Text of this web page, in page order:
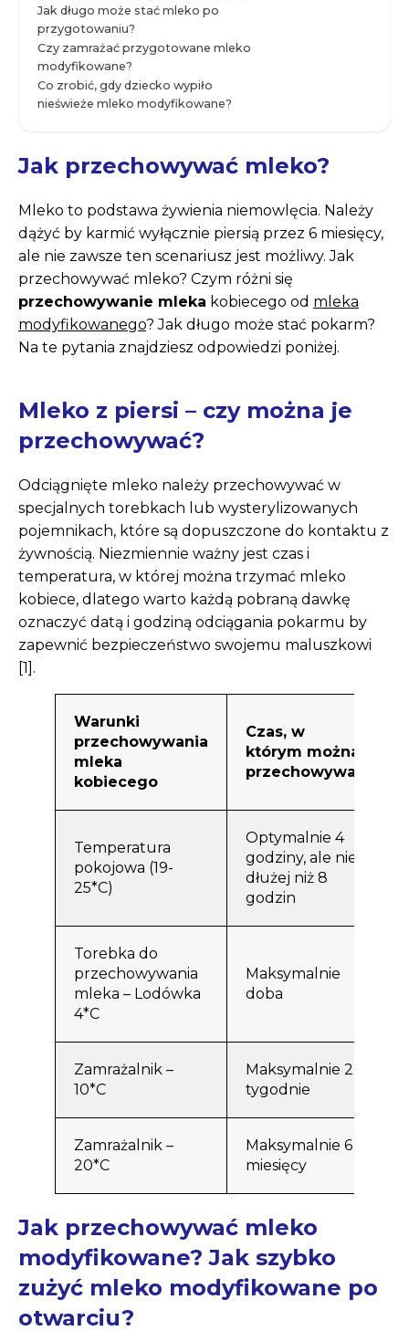
Jak długo może stać mleko po
przygotowaniu?
Czy zamrażać przygotowane mleko
modyfikowane?
Co zrobić, gdy dziecko wypiło
nieświeże mleko modyfikowane?
Jak przechowywać mleko?
Mleko to podstawa żywienia niemowlęcia. Należy
dążyć by karmić wyłącznie piersią przez 6 miesięcy,
ale nie zawsze ten scenariusz jest możliwy. Jak
przechowywać mleko? Czym różni się
przechowywanie mleka kobiecego od mleka
modyfikowanego? Jak długo może stać pokarm?
Na te pytania znajdziesz odpowiedzi poniżej.
Mleko z piersi – czy można je
przechowywać?
Odciągnięte mleko należy przechowywać w
specjalnych torebkach lub wysterylizowanych
pojemnikach, które są dopuszczone do kontaktu z
żywnością. Niezmiennie ważny jest czas i
temperatura, w której można trzymać mleko
kobiece, dlatego warto każdą pobraną dawkę
oznaczyć datą i godziną odciągania pokarmu by
zapewnić bezpieczeństwo swojemu maluszkowi
[1].
Warunki
przechowywania
mleka
kobiecego
Czas, w
którym można
przechowywać
Temperatura
pokojowa (19-
25*C)
Optymalnie 4
godziny, ale nie
dłużej niż 8
godzin
Torebka do
przechowywania
mleka – Lodówka
4*C
Maksymalnie
doba
Zamrażalnik –
10*C
Maksymalnie 2
tygodnie
Zamrażalnik –
20*C
Maksymalnie 6
miesięcy
Jak przechowywać mleko
modyfikowane? Jak szybko
zużyć mleko modyfikowane po
otwarciu?